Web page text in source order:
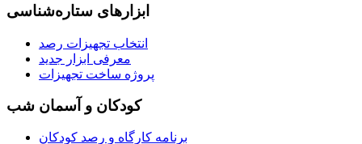
ابزارهای ستاره‌شناسی
انتخاب تجهیزات رصد
معرفی ابزار جدید
پروژه ساخت تجهیزات
کودکان و آسمان شب
برنامه‌ کارگاه و رصد کودکان